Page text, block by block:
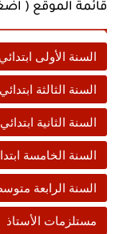
قائمة الموقع (
السنة الأولى ابتدائي
السنة الثالثة ابتدائي
السنة الثانية ابتدائي
السنة الخامسة
السنة الرابعة
مستلزمات الأستاذ